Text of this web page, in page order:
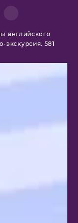
английского
экскурсия. 581